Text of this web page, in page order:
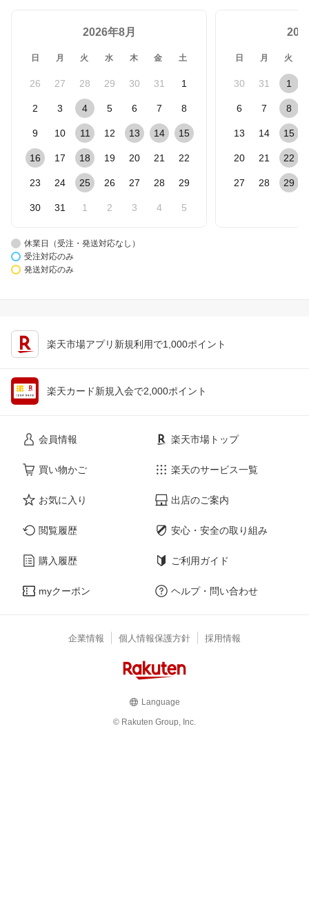
2026年8月
日 月 火 水 木 金 土
26 27 28 29 30 31 1
2 3 4 5 6 7 8
9 10 11 12 13 14 15
16 17 18 19 20 21 22
23 24 25 26 27 28 29
30 31 1 2 3 4 5
日 月 火
30 31 1
6 7 8
13 14 15
20 21 22
27 28 29
休業日（受注・発送対応なし）
受注対応のみ
発送対応のみ
楽天市場アプリ新規利用で1,000ポイント
楽天カード新規入会で2,000ポイント
会員情報
買い物かご
お気に入り
閲覧履歴
購入履歴
myクーポン
楽天市場トップ
楽天のサービス一覧
出店のご案内
安心・安全の取り組み
ご利用ガイド
ヘルプ・問い合わせ
企業情報 個人情報保護方針 採用情報
Language
© Rakuten Group, Inc.